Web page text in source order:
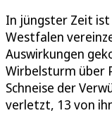
In jüngster Zeit ist
Westfalen
Auswirkungen
Wirbelsturm über
Schneise der
verletzt, 13 von